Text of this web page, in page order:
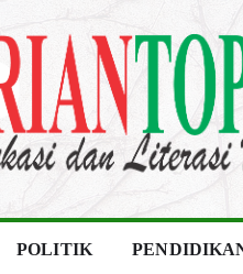
POLITIK